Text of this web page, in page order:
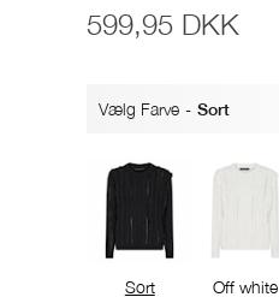
599,95 DKK
Vælg Farve - Sort
Sort Off white